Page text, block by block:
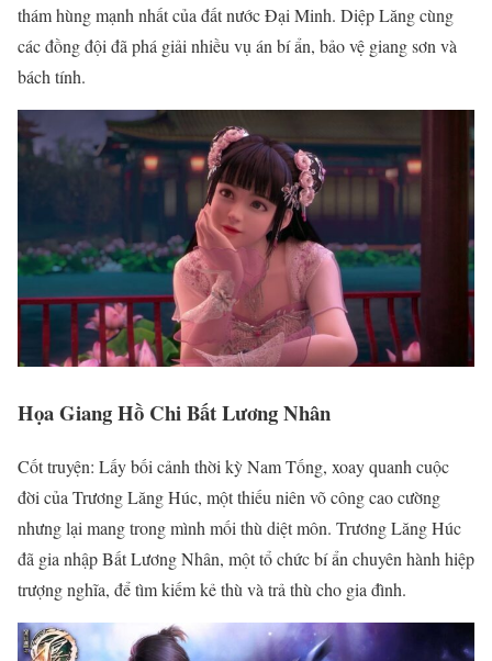
thám hùng mạnh nhất của đất nước Đại Minh. Diệp Lăng cùng
các đồng đội đã phá giải nhiều vụ án bí ẩn, bảo vệ giang sơn và
bách tính.
Họa Giang Hồ Chi Bất Lương Nhân
Cốt truyện: Lấy bối cảnh thời kỳ Nam Tống, xoay quanh cuộc
đời của Trương Lăng Húc, một thiếu niên võ công cao cường
nhưng lại mang trong mình mối thù diệt môn. Trương Lăng Húc
đã gia nhập Bất Lương Nhân, một tổ chức bí ẩn chuyên hành hiệp
trượng nghĩa, để tìm kiếm kẻ thù và trả thù cho gia đình.